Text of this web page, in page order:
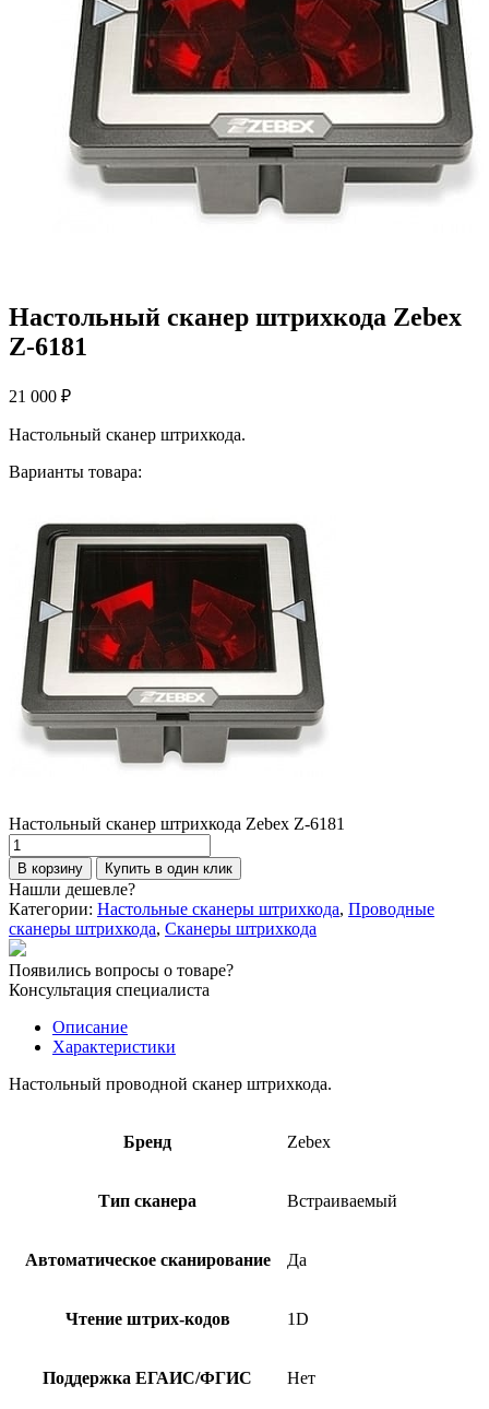
Настольный сканер штрихкода Zebex
Z-6181
21 000 ₽
Настольный сканер штрихкода.
Варианты товара:
Настольный сканер штрихкода Zebex Z-6181
Количество
товара
Настольный
сканер
штрихкода
Zebex
Z-
6181
В корзину Купить в один клик
Нашли дешевле?
Категории: Настольные сканеры штрихкода, Проводные
сканеры штрихкода, Сканеры штрихкода
Появились вопросы о товаре?
Консультация специалиста
Описание
Характеристики
Настольный проводной сканер штрихкода.
Бренд Zebex
Тип сканера Встраиваемый
Автоматическое сканирование Да
Чтение штрих-кодов 1D
Поддержка ЕГАИС/ФГИС Нет